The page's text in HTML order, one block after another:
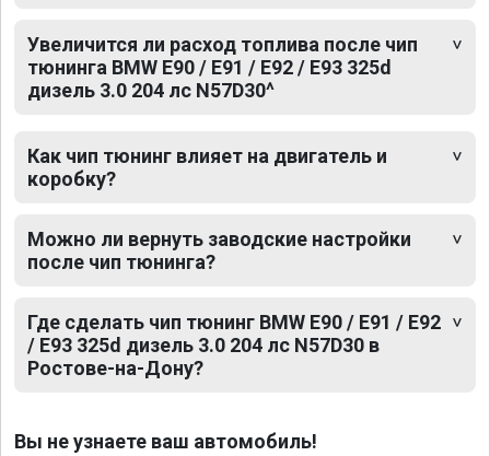
Увеличится ли расход топлива после чип
тюнинга BMW E90 / E91 / E92 / E93 325d
дизель 3.0 204 лс N57D30^
Как чип тюнинг влияет на двигатель и
коробку?
Можно ли вернуть заводские настройки
после чип тюнинга?
Где сделать чип тюнинг BMW E90 / E91 / E92
/ E93 325d дизель 3.0 204 лс N57D30 в
Ростове-на-Дону?
Вы не узнаете ваш автомобиль!